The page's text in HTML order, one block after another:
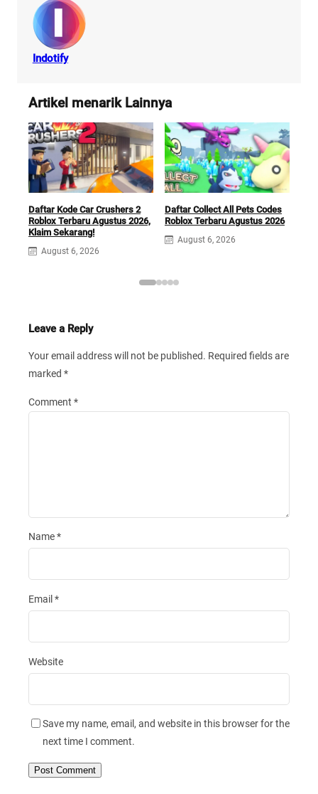
Indotify
Artikel menarik Lainnya
Daftar Kode Car Crushers 2
Roblox Terbaru Agustus 2026,
Klaim Sekarang!
August 6, 2026
Daftar Collect All Pets Codes
Roblox Terbaru Agustus 2026
August 6, 2026
Leave a Reply
Your email address will not be published. Required fields are
marked *
Comment *
Name*
Email *
Website
Save my name, email, and website in this browser for the
next time I comment.